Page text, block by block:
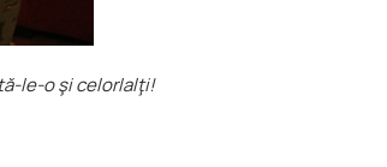
le-o şi celorlalţi!